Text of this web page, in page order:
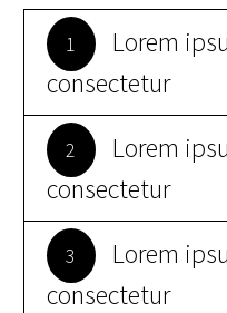
1
Lorem
consectetur
2
Lorem
consectetur
3
Lorem
consectetur